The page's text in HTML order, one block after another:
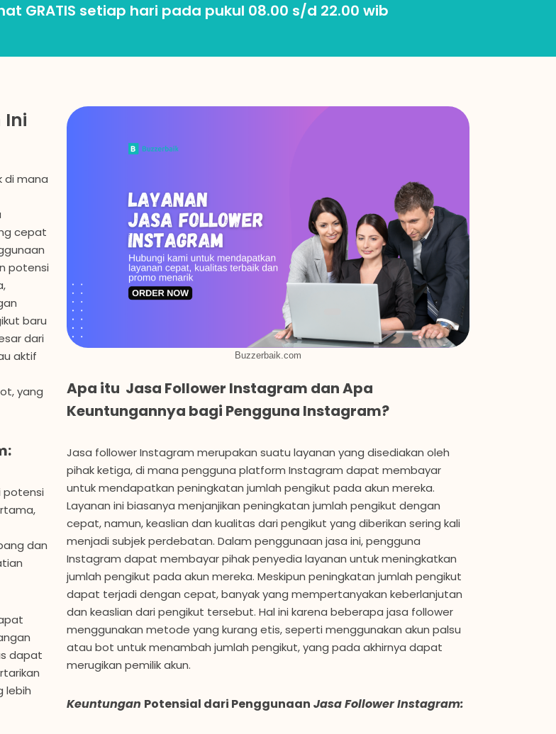
GRATIS setiap hari pada pukul 08.00 s/d 22.00 wib
Ini
di mana
cepat
potensi
baru
dari
aktif
yang
potensi
dan
dapat
lebih
Buzzerbaik.com
Apa itu Jasa Follower Instagram dan Apa
Keuntungannya bagi Pengguna Instagram?
Jasa follower Instagram merupakan suatu layanan yang disediakan oleh
pihak ketiga, di mana pengguna platform Instagram dapat membayar
untuk mendapatkan peningkatan jumlah pengikut pada akun mereka.
Layanan ini biasanya menjanjikan peningkatan jumlah pengikut dengan
cepat, namun, keaslian dan kualitas dari pengikut yang diberikan sering kali
menjadi subjek perdebatan. Dalam penggunaan jasa ini, pengguna
Instagram dapat membayar pihak penyedia layanan untuk meningkatkan
jumlah pengikut pada akun mereka. Meskipun peningkatan jumlah pengikut
dapat terjadi dengan cepat, banyak yang mempertanyakan keberlanjutan
dan keaslian dari pengikut tersebut. Hal ini karena beberapa jasa follower
menggunakan metode yang kurang etis, seperti menggunakan akun palsu
atau bot untuk menambah jumlah pengikut, yang pada akhirnya dapat
merugikan pemilik akun.
Keuntungan Potensial dari Penggunaan Jasa Follower Instagram: